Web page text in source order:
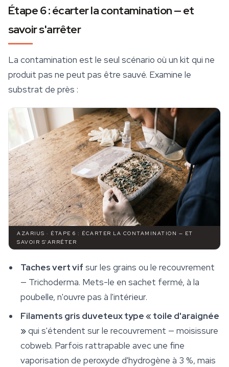
Étape 6 : écarter la contamination — et
savoir s'arrêter
La contamination est le seul scénario où un kit qui ne
produit pas ne peut pas être sauvé. Examine le
substrat de près :
AZARIUS · ÉTAPE 6 : ÉCARTER LA CONTAMINATION — ET
SAVOIR S'ARRÊTER
Taches vert vif sur les grains ou le recouvrement
— Trichoderma. Mets-le en sachet fermé, à la
poubelle, n'ouvre pas à l'intérieur.
Filaments gris duveteux type « toile d'araignée
»qui s'étendent sur le recouvrement — moisissure
cobweb. Parfois rattrapable avec une fine
vaporisation de peroxyde d'hydrogène à 3 %, mais